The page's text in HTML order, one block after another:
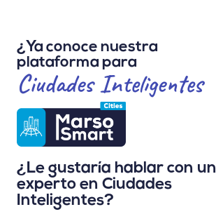
¿Ya conoce nuestra
plataforma para
Ciudades Inteligentes
¿Le gustaría hablar con un
experto en Ciudades
Inteligentes?